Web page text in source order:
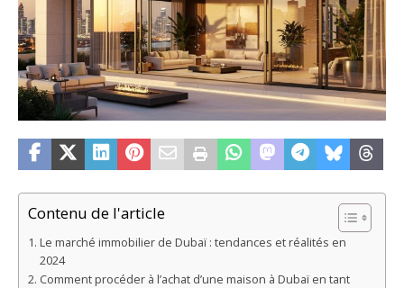
Contenu de l'article
Le marché immobilier de Dubaï : tendances et réalités en
2024
Comment procéder à l’achat d’une maison à Dubaï en tant